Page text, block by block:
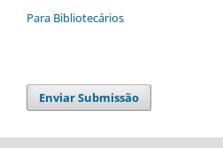
Para Bibliotecários
Enviar Submissão